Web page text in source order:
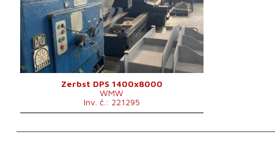
Max. průměr obrobku
1400 mm
Točná délka
8000 mm
Řídící systém
ne
Zerbst DPS 1400x8000
WMW
Inv. č.: 221295